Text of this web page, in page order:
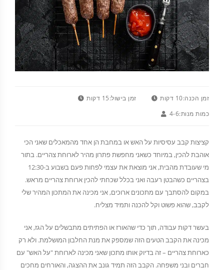
זמן הכנה:10 דקות זמן בישול:15 דקות
כמות מנות:4-6
קציצות קבב עסיסיות על האש או במחבת הן אחד מהמאכלים שאני הכי
אוהבת להכין, במיוחד כשאני מחפשת פתרון מהיר לארוחת צהריים. בתור
מי שעובדת מהבית, אני מוצאת את עצמי לפחות פעם בשבוע ב-12:30
בצהריים כשהבטן רעבה ואני בכלל שכחתי להכין ארוחת צהריים מראש.
במקום להסתבך עם מתכונים ארוכים, אני מכינה את המתכון המהיר שלי
לקבב, שהוא פשוט וקל להכנה ותמיד מצליח.
בעשר דקות עבודה, תוך כדי שהאורז או הפתיתים מתבשלים על הגז, אני
מכינה את הקבב הטעים הזה שמספק את מנת החלבון המושלמת. ולא רק
כארוחת צהריים – זה בדיוק אותו מתכון שאני מכינה לארוחת "על האש" עם
חברים ובני משפחה. הקבב הזה תמיד גונב את ההצגה, והאורחים מחכים